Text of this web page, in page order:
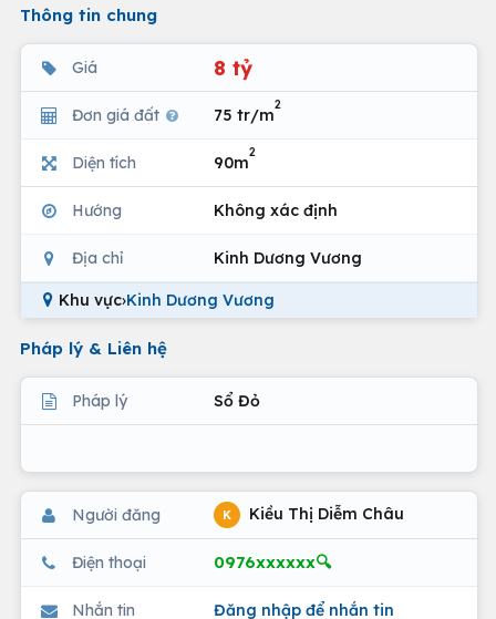
Thông tin chung
Giá 8 tỷ
Đơn giá đất 75 tr/m
2
Diện tích 90m
2
Hướng Không xác định
Địa chỉ Kinh Dương Vương
Khu vực›Kinh Dương Vương
Pháp lý & Liên hệ
Pháp lý Sổ Đỏ
Người đăng K Kiều Thị Diễm Châu
Điện thoại 0976xxxxxx🔍
Nhắn tin Đăng nhập để nhắn tin